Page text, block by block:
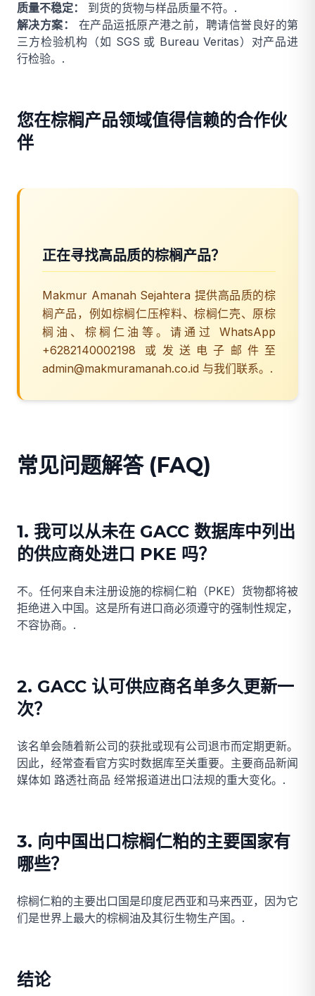
质量不稳定：
到货的货物与样品质量不符。.
解决方案：
在产品运抵原产港之前，聘请信誉良好的第
三方检验机构（如 SGS 或 Bureau Veritas）对产品进
行检验。.
您在棕榈产品领域值得信赖的合作伙
伴
正在寻找高品质的棕榈产品？
Makmur Amanah Sejahtera 提供高品质的棕
榈产品，例如棕榈仁压榨料、棕榈仁壳、原棕
榈油、棕榈仁油等。请通过 WhatsApp
+6282140002198 或发送电子邮件至
admin@makmuramanah.co.id 与我们联系。.
常见问题解答 (FAQ)
1. 我可以从未在 GACC 数据库中列出
的供应商处进口 PKE 吗？
不。任何来自未注册设施的棕榈仁粕（PKE）货物都将被
拒绝进入中国。这是所有进口商必须遵守的强制性规定，
不容协商。.
2. GACC 认可供应商名单多久更新一
次？
该名单会随着新公司的获批或现有公司退市而定期更新。
因此，经常查看官方实时数据库至关重要。主要商品新闻
媒体如 路透社商品 经常报道进出口法规的重大变化。.
3. 向中国出口棕榈仁粕的主要国家有
哪些？
棕榈仁粕的主要出口国是印度尼西亚和马来西亚，因为它
们是世界上最大的棕榈油及其衍生物生产国。.
结论